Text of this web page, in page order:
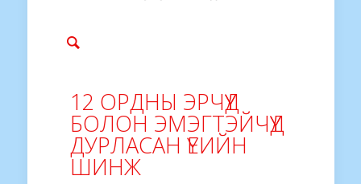
12 ОРДНЫ ЭРЧҮҮД
БОЛОН ЭМЭГТЭЙЧҮҮД
ДУРЛАСАН ҮЕИЙН
ШИНЖ